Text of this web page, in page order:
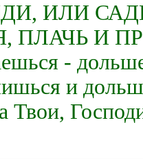
ИЛИ
ПЛАЧЬ И
-
и
Твои,